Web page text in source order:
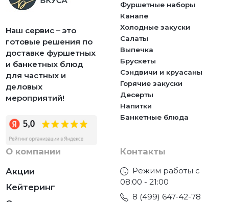
Наш сервис – это
готовые решения по
доставке фуршетных
и банкетных блюд
для частных и
деловых
мероприятий!
Фуршетные наборы
Канапе
Холодные закуски
Салаты
Выпечка
Брускеты
Сэндвичи и круасаны
Горячие закуски
Десерты
Напитки
Банкетные блюда
О компании
Акции
Кейтеринг
Контакты
Режим работы с
08:00 - 21:00
8 (499) 647-42-78